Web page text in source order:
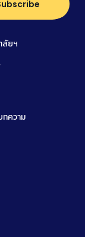
ลัยฯ
ทความ